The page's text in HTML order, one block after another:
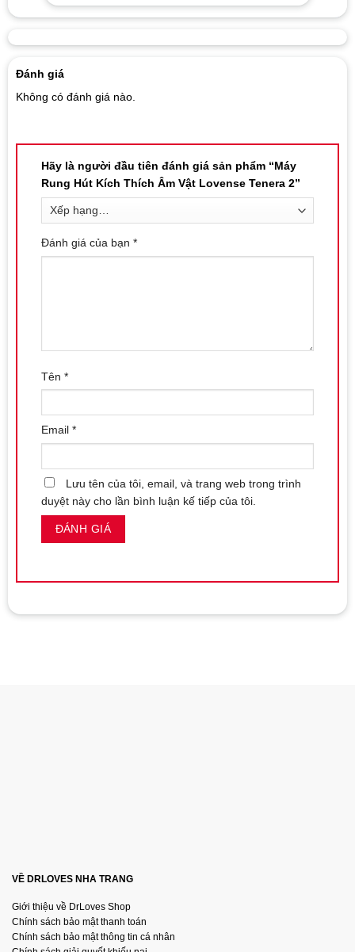
Đánh giá
Không có đánh giá nào.
Hãy là người đầu tiên đánh giá sản phẩm “Máy
Rung Hút Kích Thích Âm Vật Lovense Tenera 2”
Đánh giá của bạn *
Tên *
Email *
Lưu tên của tôi, email, và trang web trong trình
duyệt này cho lần bình luận kế tiếp của tôi.
VỀ DRLOVES NHA TRANG
Giới thiệu về DrLoves Shop
Chính sách bảo mật thanh toán
Chính sách bảo mật thông tin cá nhân